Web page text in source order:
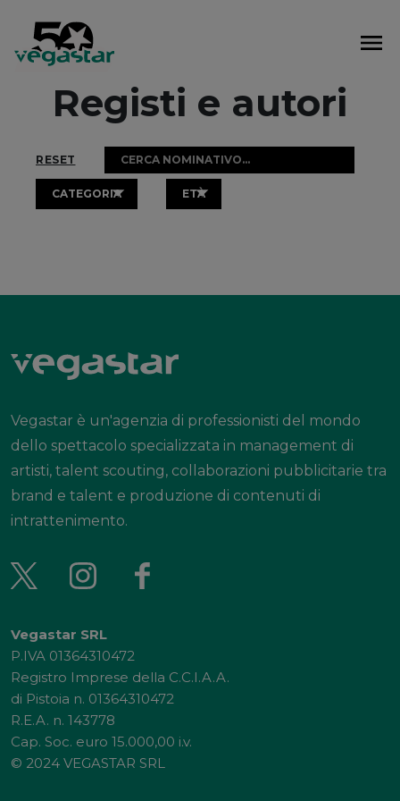
contenuto
Registi e autori
RESET
CATEGORIA ETÀ
Vegastar è un'agenzia di professionisti del mondo
dello spettacolo specializzata in management di
artisti, talent scouting, collaborazioni pubblicitarie tra
brand e talent e produzione di contenuti di
intrattenimento.
Vegastar SRL
P.IVA 01364310472
Registro Imprese della C.C.I.A.A.
di Pistoia n. 01364310472
R.E.A. n. 143778
Cap. Soc. euro 15.000,00 i.v.
© 2024 VEGASTAR SRL